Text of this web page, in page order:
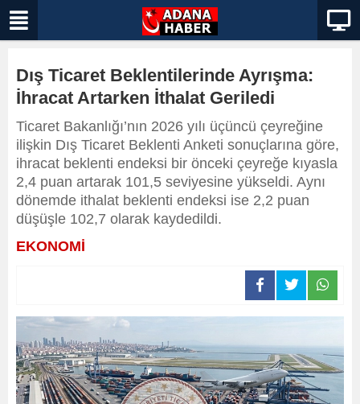
Dış Ticaret Beklentilerinde Ayrışma:
İhracat Artarken İthalat Geriledi
Ticaret Bakanlığı’nın 2026 yılı üçüncü çeyreğine
ilişkin Dış Ticaret Beklenti Anketi sonuçlarına göre,
ihracat beklenti endeksi bir önceki çeyreğe kıyasla
2,4 puan artarak 101,5 seviyesine yükseldi. Aynı
dönemde ithalat beklenti endeksi ise 2,2 puan
düşüşle 102,7 olarak kaydedildi.
EKONOMİ